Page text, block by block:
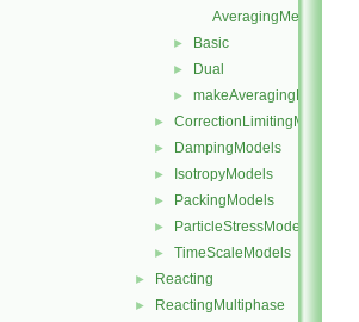
AveragingMethodI.H
► Basic
► Dual
► makeAveragingMethods.C
► CorrectionLimitingMethods
► DampingModels
► IsotropyModels
► PackingModels
► ParticleStressModels
► TimeScaleModels
► Reacting
► ReactingMultiphase